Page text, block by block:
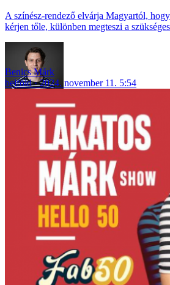
A színész-rendező elvárja Magyartól,
kérjen tőle, különben megteszi a
Benics Márk
belföld
2024. november 11. 5:54